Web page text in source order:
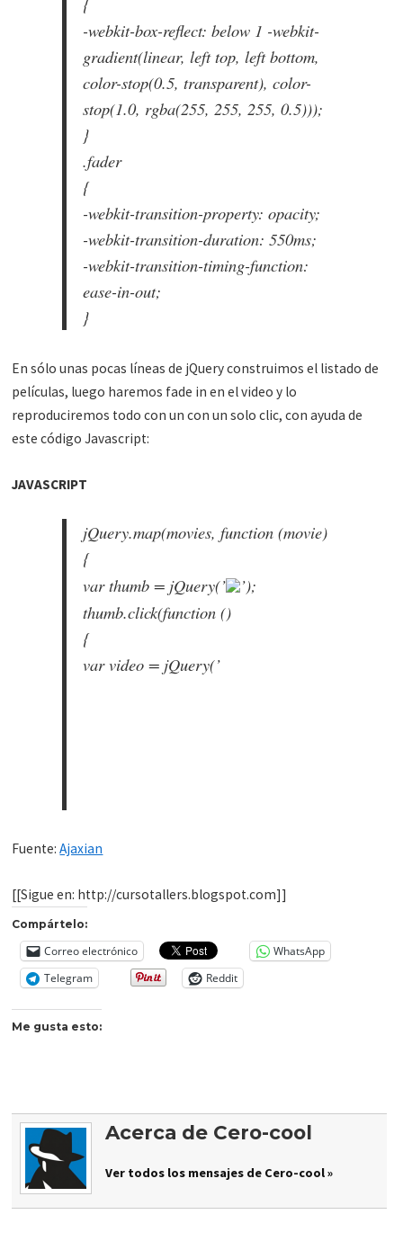
-webkit-box-reflect: below 1 -webkit-
gradient(linear, left top, left bottom,
color-stop(0.5, transparent), color-
stop(1.0, rgba(255, 255, 255, 0.5)));
}
.fader
{
-webkit-transition-property: opacity;
-webkit-transition-duration: 550ms;
-webkit-transition-timing-function:
ease-in-out;
}
En sólo unas pocas líneas de jQuery construimos el listado de
películas, luego haremos fade in en el video y lo
reproduciremos todo con un con un solo clic, con ayuda de
este código Javascript:
JAVASCRIPT
jQuery.map(movies, function (movie)
{
var thumb = jQuery(’
’);
thumb.click(function ()
{
var video = jQuery(’
Fuente:Ajaxian
[[Sigue en: http://cursotallers.blogspot.com]]
Compártelo:
Correo electrónico
WhatsApp
Telegram
Reddit
Me gusta esto:
Acerca de Cero-cool
Ver todos los mensajes de Cero-cool »